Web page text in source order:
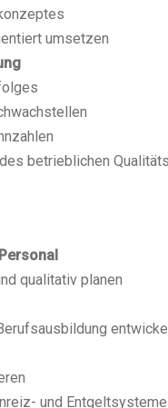
umsetzen
betrieblichen
qualitativ planen
und Entgeltsysteme